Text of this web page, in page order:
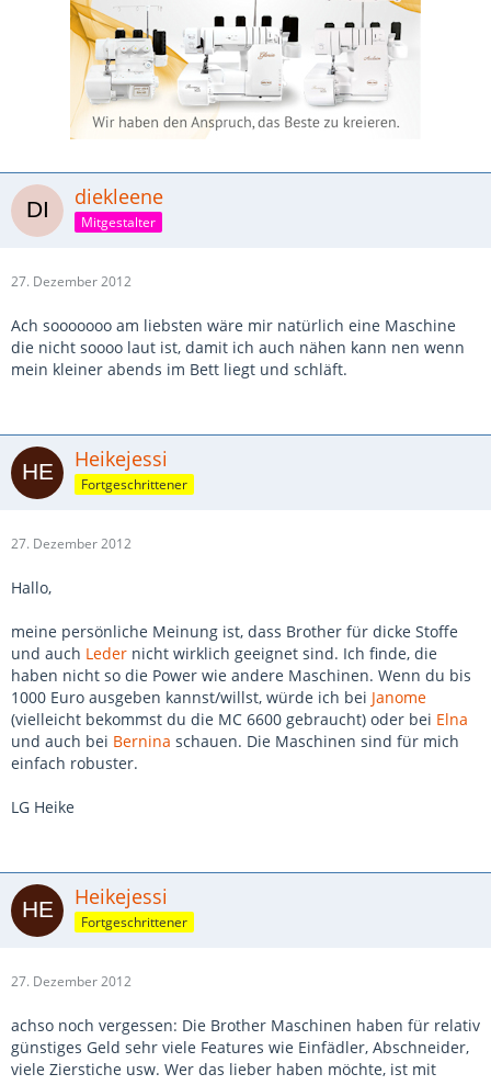
diekleene
Mitgestalter
27. Dezember 2012
Ach sooooooo am liebsten wäre mir natürlich eine Maschine
die nicht soooo laut ist, damit ich auch nähen kann nen wenn
mein kleiner abends im Bett liegt und schläft.
Heikejessi
Fortgeschrittener
27. Dezember 2012
Hallo,
meine persönliche Meinung ist, dass Brother für dicke Stoffe
und auch Leder nicht wirklich geeignet sind. Ich finde, die
haben nicht so die Power wie andere Maschinen. Wenn du bis
1000 Euro ausgeben kannst/willst, würde ich bei Janome
(vielleicht bekommst du die MC 6600 gebraucht) oder bei Elna
und auch bei Bernina schauen. Die Maschinen sind für mich
einfach robuster.
LG Heike
Heikejessi
Fortgeschrittener
27. Dezember 2012
achso noch vergessen: Die Brother Maschinen haben für relativ
günstiges Geld sehr viele Features wie Einfädler, Abschneider,
viele Zierstiche usw. Wer das lieber haben möchte, ist mit